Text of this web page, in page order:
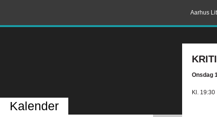
Aarhus
Onsdag
Kl. 19:30
Kalender